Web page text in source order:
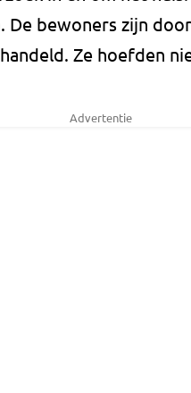
De bewoners zijn
Ze hoefden
Advertentie